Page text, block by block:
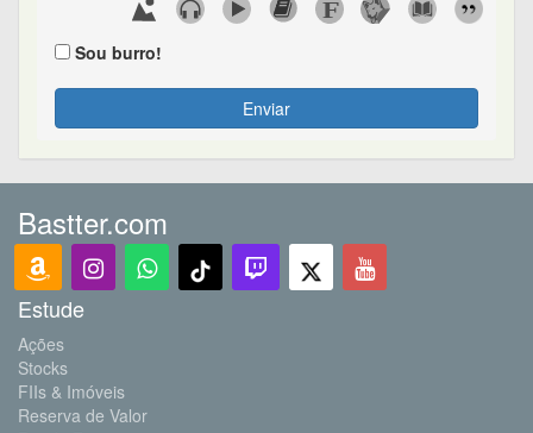
Sou burro!
Enviar
Bastter.com
Estude
Ações
Stocks
FIIs & Imóveis
Reserva de Valor